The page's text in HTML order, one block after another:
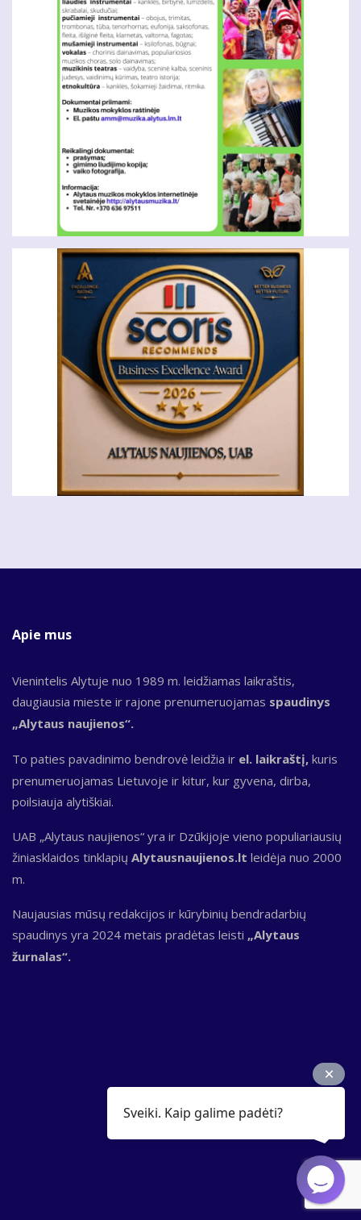
Apie mus
Vienintelis Alytuje nuo 1989 m. leidžiamas laikraštis,
daugiausia mieste ir rajone prenumeruojamas spaudinys
„Alytaus naujienos“.
To paties pavadinimo bendrovė leidžia ir el. laikraštį, kuris
prenumeruojamas Lietuvoje ir kitur, kur gyvena, dirba,
poilsiauja alytiškiai.
UAB „Alytaus naujienos“ yra ir Dzūkijoje vieno populiariausių
žiniasklaidos tinklapių Alytausnaujienos.lt leidėja nuo 2000
m.
Naujausias mūsų redakcijos ir kūrybinių bendradarbių
spaudinys yra 2024 metais pradėtas leisti „Alytaus
žurnalas“.
Sveiki. Kaip galime padėti?